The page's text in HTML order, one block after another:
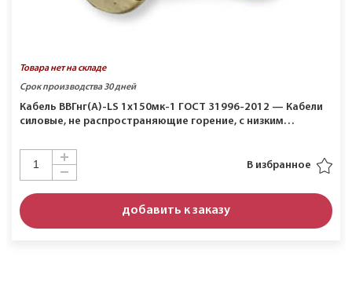
Товара нет на складе
Срок производства 30 дней
Кабель ВВГнг(A)-LS 1х150мк-1 ГОСТ 31996-2012 — Кабели
силовые, не распространяющие горение, с низким…
В избранное
добавить к заказу